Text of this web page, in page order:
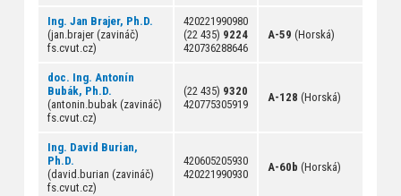
Ing. Jan Brajer, Ph.D.
(jan.brajer (zavináč)
fs.cvut.cz)
420221990980
(22 435) 9224
420736288646
A-59 (Horská)
doc. Ing. Antonín
Bubák, Ph.D.
(antonin.bubak (zavináč)
fs.cvut.cz)
(22 435) 9320
420775305919
A-128 (Horská)
Ing. David Burian,
Ph.D.
(david.burian (zavináč)
fs.cvut.cz)
420605205930
420221990930
A-60b (Horská)